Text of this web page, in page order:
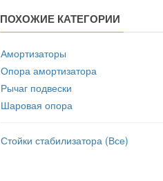
ПОХОЖИЕ КАТЕГОРИИ
Амортизаторы
Опора амортизатора
Рычаг подвески
Шаровая опора
Стойки стабилизатора (Все)